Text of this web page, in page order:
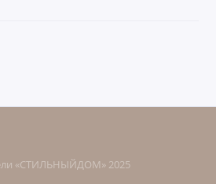
«СТИЛЬНЫЙДОМ» 2025